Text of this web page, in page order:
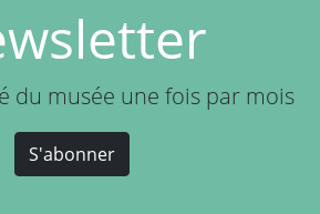
du musée une fois par mois
S'abonner